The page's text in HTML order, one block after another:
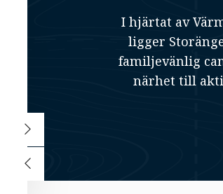
I hjärtat av
ligger
familjevänlig
närhet till